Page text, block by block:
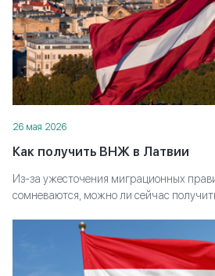
26 мая 2026
Как получить ВНЖ в Латвии
Из-за ужесточения миграционных
сомневаются, можно ли сейчас
придётся выполнить и как выстроить
резиденции, а не застрять на этапе